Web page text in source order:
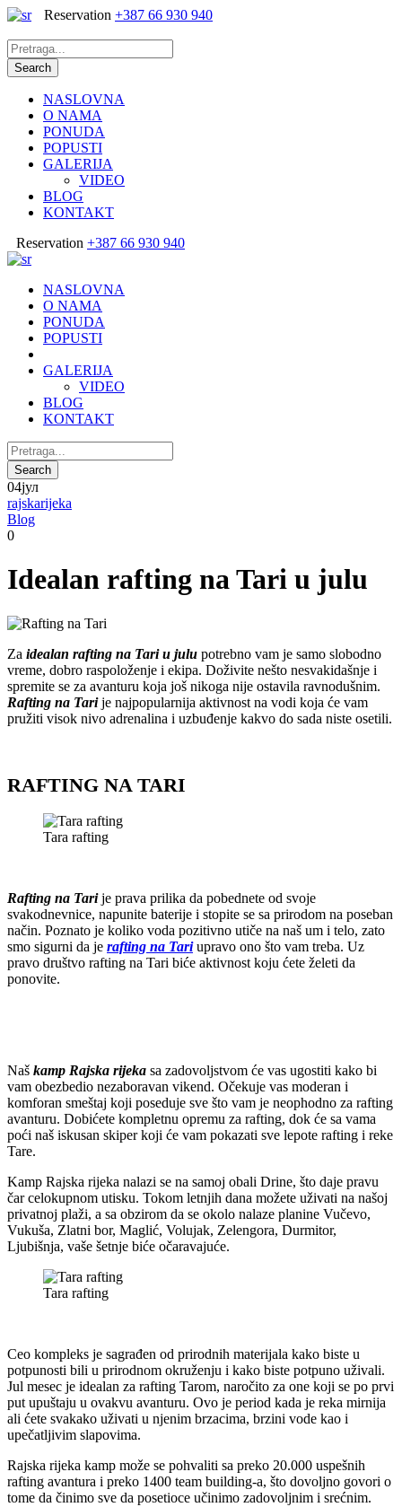
Reservation +387 66 930 940
NASLOVNA
O NAMA
PONUDA
POPUSTI
GALERIJA
VIDEO
BLOG
KONTAKT
Reservation +387 66 930 940
NASLOVNA
O NAMA
PONUDA
POPUSTI
GALERIJA
VIDEO
BLOG
KONTAKT
04јул
rajskarijeka
Blog
0
Idealan rafting na Tari u julu
Za idealan rafting na Tari u julu potrebno vam je samo slobodno
vreme, dobro raspoloženje i ekipa. Doživite nešto nesvakidašnje i
spremite se za avanturu koja još nikoga nije ostavila ravnodušnim.
Rafting na Tarije najpopularnija aktivnost na vodi koja će vam
pružiti visok nivo adrenalina i uzbuđenje kakvo do sada niste osetili.
RAFTING NA TARI
Tara rafting
Rafting na Tarije prava prilika da pobednete od svoje
svakodnevnice, napunite baterije i stopite se sa prirodom na poseban
način. Poznato je koliko voda pozitivno utiče na naš um i telo, zato
smo sigurni da je rafting na Tariupravo ono što vam treba. Uz
pravo društvo rafting na Tari biće aktivnost koju ćete želeti da
ponovite.
Naš kamp Rajska rijeka sa zadovoljstvom će vas ugostiti kako bi
vam obezbedio nezaboravan vikend. Očekuje vas moderan i
komforan smeštaj koji poseduje sve što vam je neophodno za rafting
avanturu. Dobićete kompletnu opremu za rafting, dok će sa vama
poći naš iskusan skiper koji će vam pokazati sve lepote rafting i reke
Tare.
Kamp Rajska rijeka nalazi se na samoj obali Drine, što daje pravu
čar celokupnom utisku. Tokom letnjih dana možete uživati na našoj
privatnoj plaži, a sa obzirom da se okolo nalaze planine Vučevo,
Vukuša, Zlatni bor, Maglić, Volujak, Zelengora, Durmitor,
Ljubišnja, vaše šetnje biće očaravajuće.
Tara rafting
Ceo kompleks je sagrađen od prirodnih materijala kako biste u
potpunosti bili u prirodnom okruženju i kako biste potpuno uživali.
Jul mesec je idealan za rafting Tarom, naročito za one koji se po prvi
put upuštaju u ovakvu avanturu. Ovo je period kada je reka mirnija
ali ćete svakako uživati u njenim brzacima, brzini vode kao i
upečatljivim slapovima.
Rajska rijeka kamp može se pohvaliti sa preko 20.000 uspešnih
rafting avantura i preko 1400 team building-a, što dovoljno govori o
tome da činimo sve da posetioce učinimo zadovoljnim i srećnim.